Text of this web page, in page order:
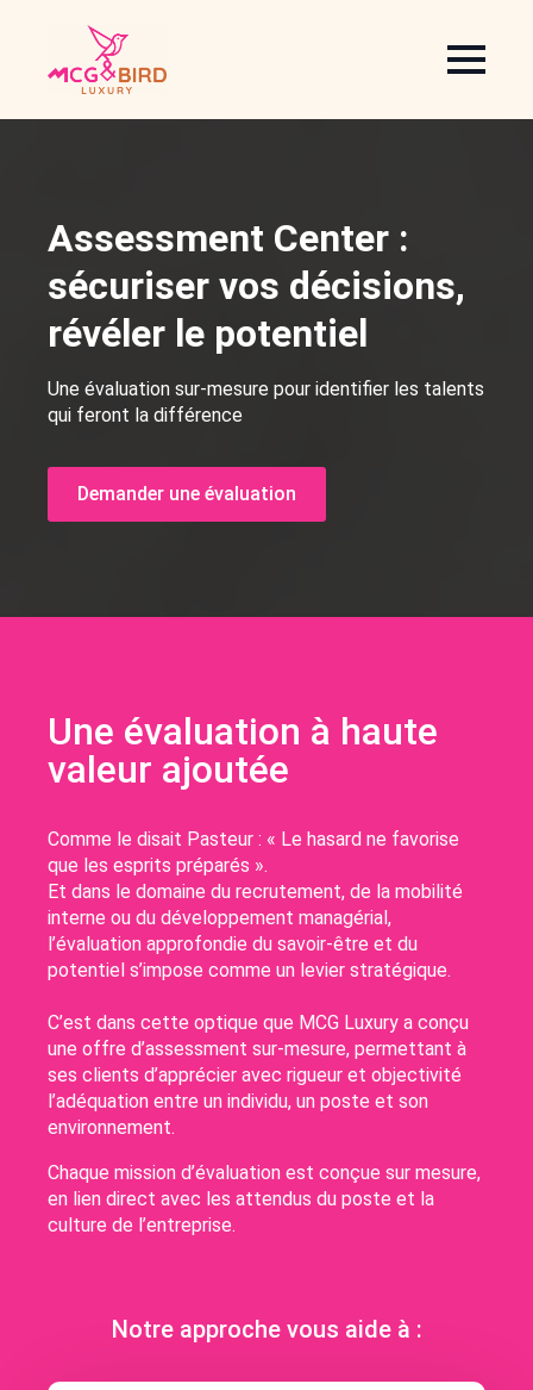
Assessment Center :
sécuriser vos décisions,
révéler le potentiel
Une évaluation sur-mesure pour identifier les talents
qui feront la différence
Demander une évaluation
Une évaluation à haute
valeur ajoutée
Comme le disait Pasteur : « Le hasard ne favorise
que les esprits préparés ».
Et dans le domaine du recrutement, de la mobilité
interne ou du développement managérial,
l’évaluation approfondie du savoir-être et du
potentiel s’impose comme un levier stratégique.
C’est dans cette optique que MCG Luxury a conçu
une offre d’assessment sur-mesure, permettant à
ses clients d’apprécier avec rigueur et objectivité
l’adéquation entre un individu, un poste et son
environnement.
Chaque mission d’évaluation est conçue sur mesure,
en lien direct avec les attendus du poste et la
culture de l’entreprise.
Notre approche vous aide à :